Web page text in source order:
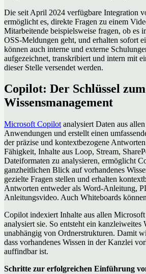
Die seit April 2024 verfügbare Integration
ermöglicht es, direkte Fragen zu einem
Mitarbeitende beispielsweise fragen, ob es
OSS-Meldungen geht, und erhalten sofort
können auch interne und externe
aufgezeichnet, transkribiert und intern mit
dieser Stelle versendet werden.
Copilot: Der Schlüssel
Wissensmanagement
Microsoft Copilot analysiert Daten aus
Anwendungen und erstellt einen
der präzise und kontextbezogene
Fähigkeit, Inhalte aus Loop, Stream,
Dateiformaten zu analysieren, ermöglicht
ganzheitlichen Blick auf vorhandenes
gezielte Fragen stellen und erhalten
Antworten entweder als Word-Anleitung,
Anleitungsvideo. Auch Whiteboards
Copilot indexiert Inhalte aus allen
analysiert sie. So entsteht ein kanzleiweites
unabhängig von Ordnerstrukturen. Damit
dass vorhandenes Wissen in der Kanzlei
auffindbar ist.
Schritte zur erfolgreichen Einführung